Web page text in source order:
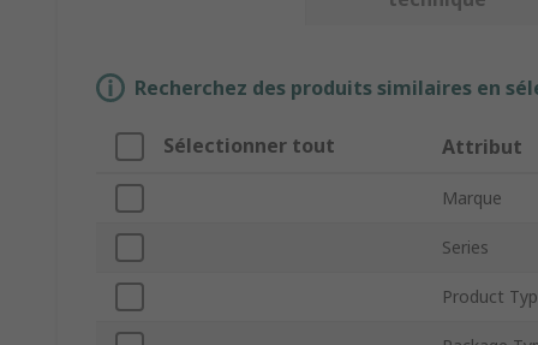
Recherchez des produits similaires en
Sélectionner tout Attribut
Marque
Series
Product